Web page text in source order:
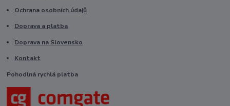
Ochrana osobních údajů
Doprava a platba
Doprava na Slovensko
Kontakt
Pohodlná rychlá platba